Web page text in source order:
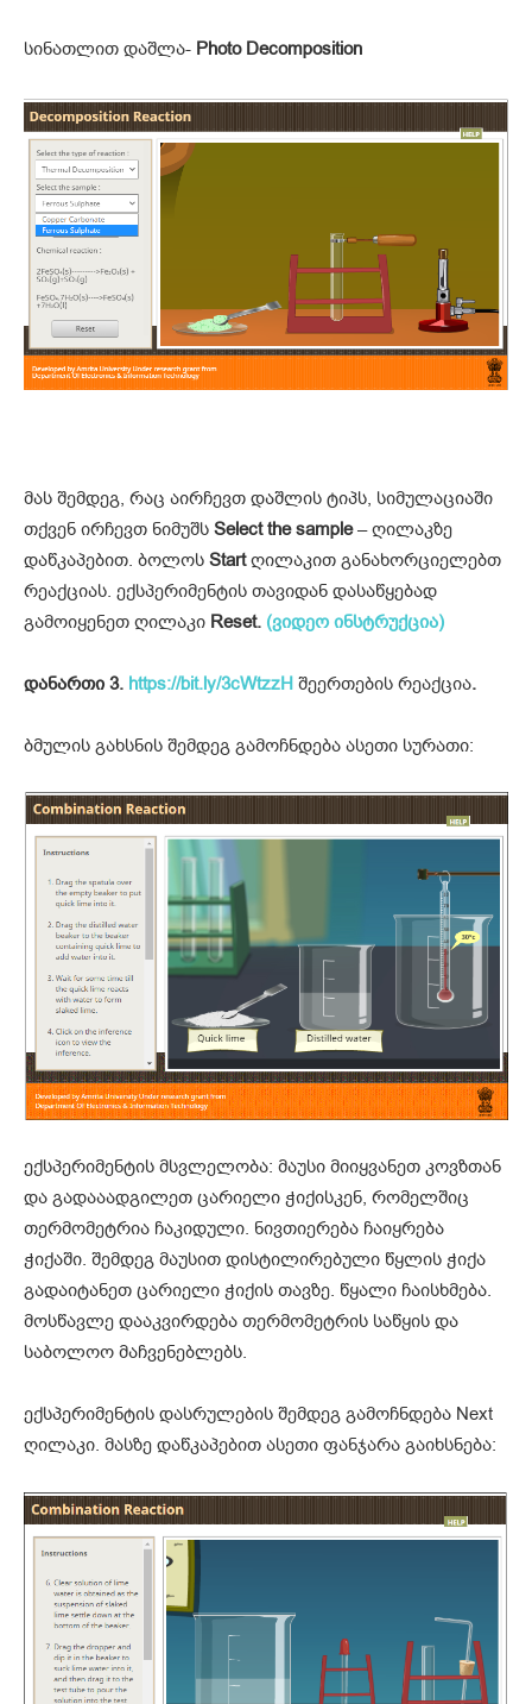
სინათლით დაშლა- Photo Decomposition
მას შემდეგ, რაც აირჩევთ დაშლის ტიპს, სიმულაციაში
თქვენ ირჩევთ ნიმუშს Select the sample– ღილაკზე
დაწკაპებით. ბოლოს Startღილაკით განახორციელებთ
რეაქციას. ექსპერიმენტის თავიდან დასაწყებად
გამოიყენეთ ღილაკი Reset. (ვიდეო ინსტრუქცია)
დანართი 3. https://bit.ly/3cWtzzH შეერთების რეაქცია.
ბმულის გახსნის შემდეგ გამოჩნდება ასეთი სურათი:
ექსპერიმენტის მსვლელობა: მაუსი მიიყვანეთ კოვზთან
და გადააადგილეთ ცარიელი ჭიქისკენ, რომელშიც
თერმომეტრია ჩაკიდული. ნივთიერება ჩაიყრება
ჭიქაში. შემდეგ მაუსით დისტილირებული წყლის ჭიქა
გადაიტანეთ ცარიელი ჭიქის თავზე. წყალი ჩაისხმება.
მოსწავლე დააკვირდება თერმომეტრის საწყის და
საბოლოო მაჩვენებლებს.
ექსპერიმენტის დასრულების შემდეგ გამოჩნდება Next
ღილაკი. მასზე დაწკაპებით ასეთი ფანჯარა გაიხსნება: